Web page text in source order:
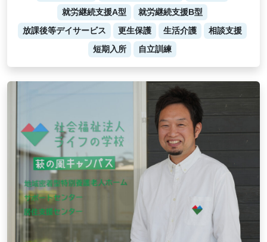
就労継続支援A型
就労継続支援B型
放課後等デイサービス
更生保護 生活介護
相談支援
短期入所
自立訓練